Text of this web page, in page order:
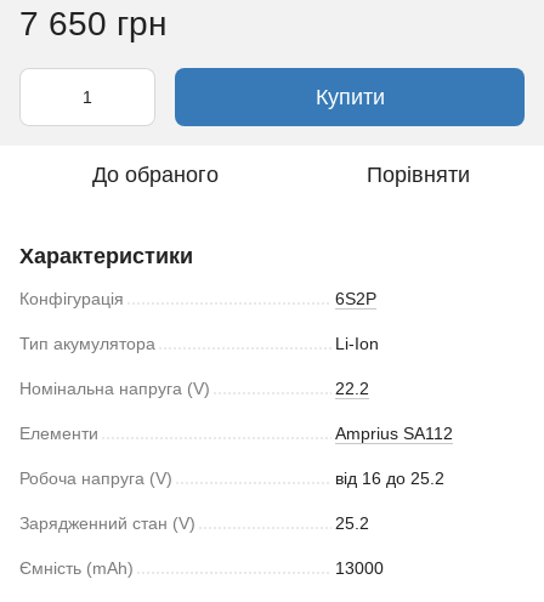
7 650 грн
Купити
До обраного Порівняти
Характеристики
Конфігурація 6S2P
Тип акумулятора Li-Ion
Номінальна напруга (V) 22.2
Елементи Amprius SA112
Робоча напруга (V) від 16 до 25.2
Зарядженний стан (V) 25.2
Ємність (mAh) 13000